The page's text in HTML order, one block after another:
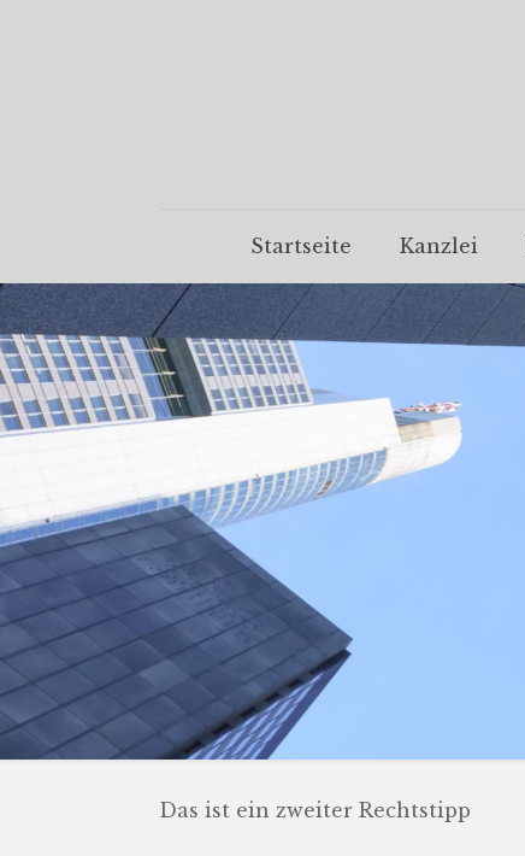
Startseite Kanzlei
Das ist ein zweiter Rechtstipp